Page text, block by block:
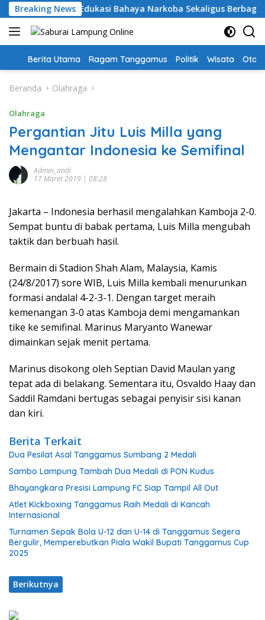
Langsung
ke
konten
Breaking News
Tanggamus: Edukasi Bahaya Narkoba Sekaligus Berbagi
Home
Berita Utama Ragam Tanggamus Politik Wisata Oto
Beranda Olahraga
Olahraga
Pergantian Jitu Luis Milla yang
Mengantar Indonesia ke Semifinal
Admin_andi
17 Maret 2019 | 08:28
Jakarta – Indonesia berhasil mengalahkan Kamboja 2-0.
Sempat buntu di babak pertama, Luis Milla mengubah
taktik dan berbuah hasil.
Bermain di Stadion Shah Alam, Malaysia, Kamis
(24/8/2017) sore WIB, Luis Milla kembali menurunkan
formasi andalal 4-2-3-1. Dengan target meraih
kemenangan 3-0 atas Kamboja demi mengamankan
tike ke semifinal. Marinus Maryanto Wanewar
dimainkan sejak menit pertama.
Marinus disokong oleh Septian David Maulan yang
tepat ada di belakang. Sementara itu, Osvaldo Haay dan
Saddil Ramdani bertugas sebagai penyisir sisi kanan
dan kiri.
Berita Terkait
Dua Pesilat Asal Tanggamus Sumbang 2 Medali
Sambo Lampung Tambah Dua Medali di PON Kudus
Bhayangkara Presisi Lampung FC Siap Tampil All Out
Atlet Kickboxing Tanggamus Raih Medali di Kancah
Internasional
Turnamen Sepak Bola U-12 dan U-14 di Tanggamus Segera
Bergulir, Memperebutkan Piala Wakil Bupati Tanggamus Cup
2025
Berikutnya